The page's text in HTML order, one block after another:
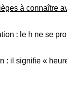
à connaître
: le h ne se
: il signifie «